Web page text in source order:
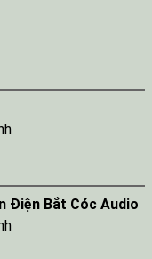
Điện Bắt Cóc Audio